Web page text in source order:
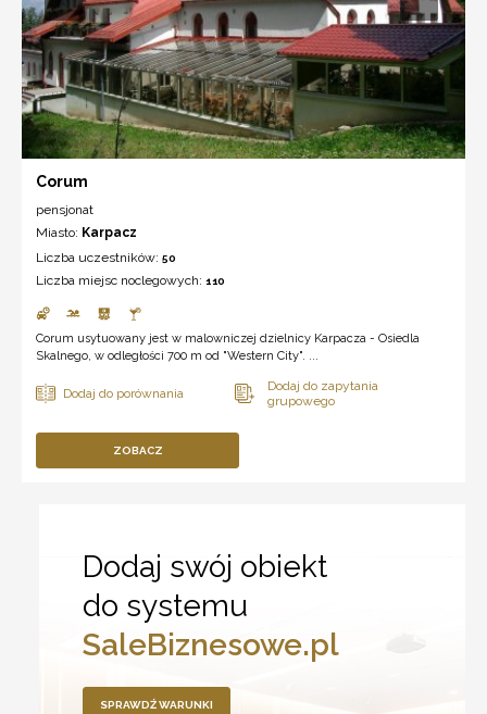
Corum
pensjonat
Miasto: Karpacz
Liczba uczestników: 50
Liczba miejsc noclegowych: 110
Corum usytuowany jest w malowniczej dzielnicy Karpacza - Osiedla
Skalnego, w odległości 700 m od "Western City". ...
ZOBACZ
Dodaj swój obiekt
do systemu
SaleBiznesowe.pl
SPRAWDŹ WARUNKI